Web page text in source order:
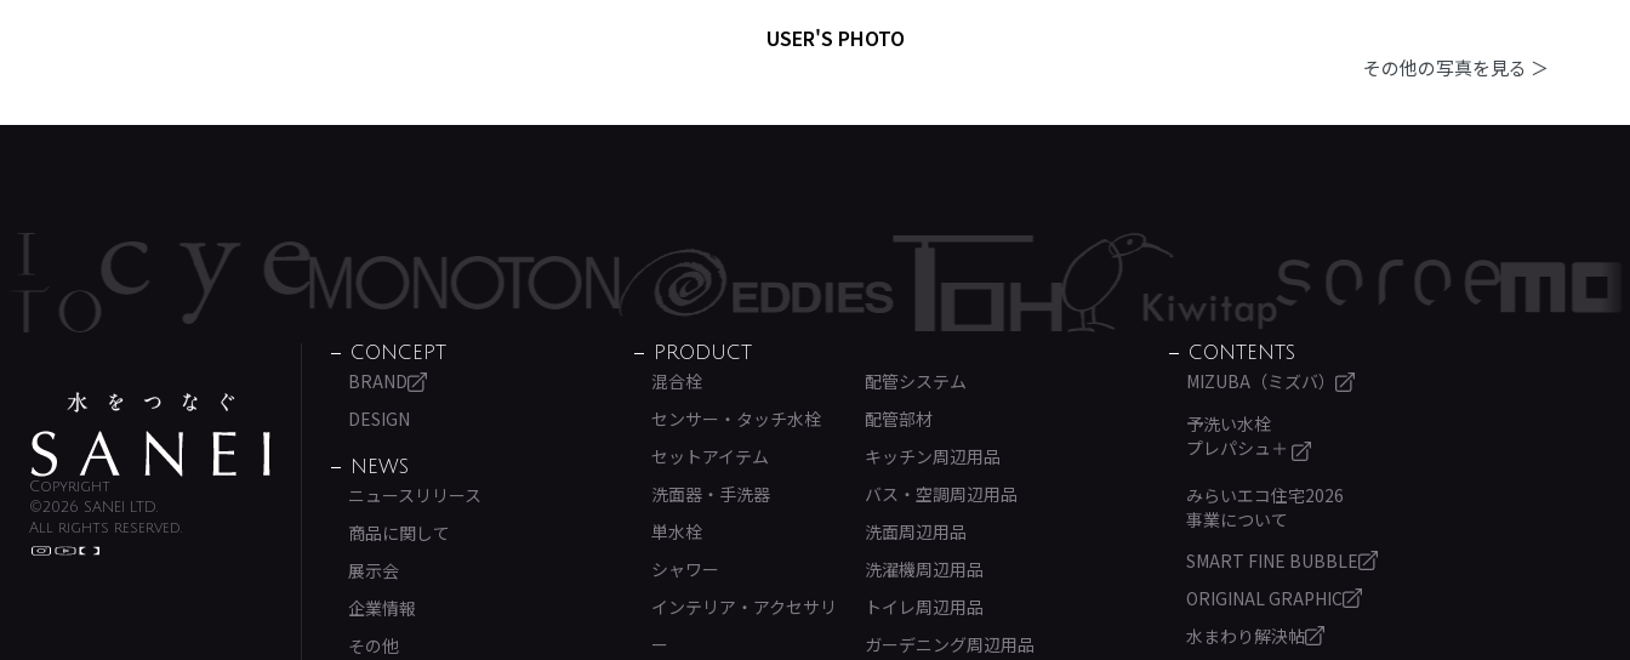
USER'S PHOTO
その他の写真を見る ＞
Copyright
©2026 SANEI LTD.
All rights reserved.
CONCEPT
BRAND
DESIGN
NEWS
ニュースリリース
商品に関して
展示会
企業情報
その他
PRODUCT
混合栓
センサー・タッチ水栓
セットアイテム
洗面器・手洗器
単水栓
シャワー
インテリア・アクセサリ
ー
配管システム
配管部材
キッチン周辺用品
バス・空調周辺用品
洗面周辺用品
洗濯機周辺用品
トイレ周辺用品
ガーデニング周辺用品
CONTENTS
MIZUBA（ミズバ）
予洗い水栓
プレパシュ＋
みらいエコ住宅2026
事業について
SMART FINE BUBBLE
ORIGINAL GRAPHIC
水まわり解決帖